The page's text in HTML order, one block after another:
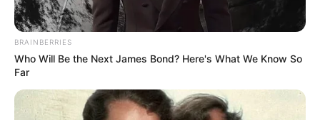
BRAINBERRIES
Who Will Be the Next James Bond? Here's What We Know So
Far